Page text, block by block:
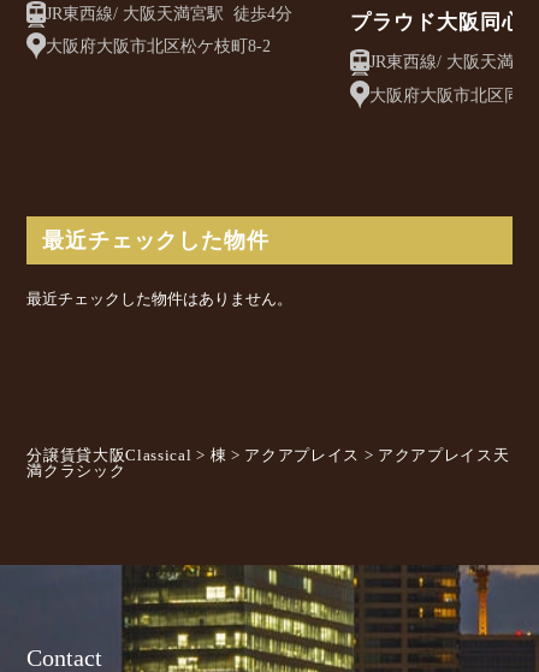
JR東西線/ 大阪天満宮駅 徒歩4分
大阪府大阪市北区松ケ枝町8-2
プラウド大阪同心
大阪府大阪市北区同
最近チェックした物件
最近チェックした物件はありません。
分譲賃貸大阪Classical > 棟 > アクアプレイス > アクアプレイス天
満クラシック
Contact